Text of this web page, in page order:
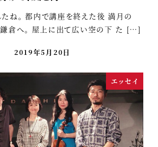
ね。 都内で講座を終えた後 満月の
鎌倉へ。 屋上に出て広い空の下 た […]
2019年5月20日
エッセイ